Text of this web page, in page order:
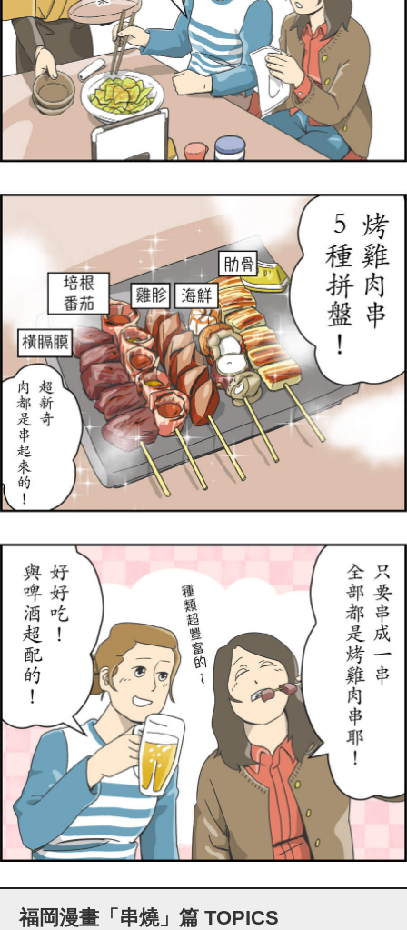
福岡漫畫「串燒」篇 TOPICS